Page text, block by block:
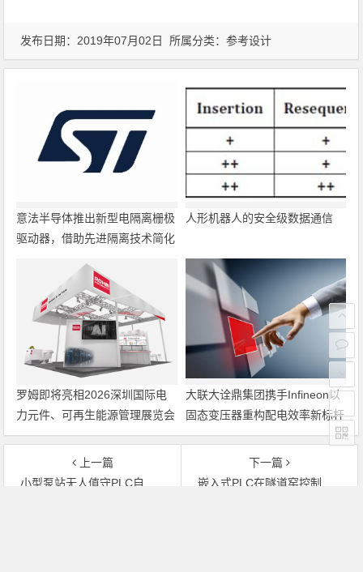
发布日期：2019年07月02日 所属分类：参考设计
意法半导体推出新型电隔离栅极
驱动器，借助先进隔离技术简化
人形机器人的安全级数据通信
罗姆即将亮相2026深圳国际电
力元件、可再生能源管理展览会
暨研讨会
大联大诠鼎集团携手Infineon以
固态变压器重构配电效率新标杆
上一篇
小型泵站无人值守PLC自动控制系统
下一篇
嵌入式PLC在隧道窑控制系统中的应用